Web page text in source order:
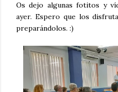
Os dejo algunas fotitos y
ayer. Espero que los
preparándolos. :)